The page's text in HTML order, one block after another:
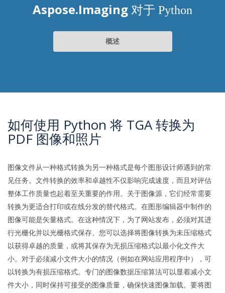
Aspose.Imaging 对于 Python
概述
如何使用 Python 将 TGA 转换为
PDF 图像和照片
图像文件从一种格式转换为另一种格式是每个图形设计师遇到的常
见任务。文件转换的效率和卓越性不仅影响完成速度，而且对评估
整体工作质量也起着至关重要的作用。关于图像源，它们经常需要
转换为更适合打印或在线分发的替代格式。在图形编辑器中制作的
图像可能是矢量格式。在这种情况下，为了网站发布，必须对其进
行光栅化并以光栅格式保存。您可以选择将图像转换为未压缩格式
以获得卓越的质量，或将其保存为无损压缩格式以最小化文件大
小。对于必须减小文件大小的情况（例如在网站应用程序中），可
以转换为有损压缩格式。专门的图像数据压缩算法可以显着减小文
件大小，同时保持可接受的图像质量，确保快速图像加载。要将图